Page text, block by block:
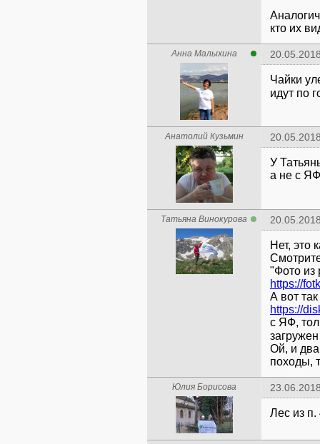
кто их
Анна Малыхина
Чайки
идут по
Анатолий Кузьмин
У
а не с
Татьяна Винокурова
Нет, это
"Фото из
https://
А вот
https://
с ЯФ,
Ой, и два
походы,
Юлия Борисова
Лес из п.